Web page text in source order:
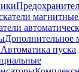
магнитные
Дополнительное
Автоматика пуска